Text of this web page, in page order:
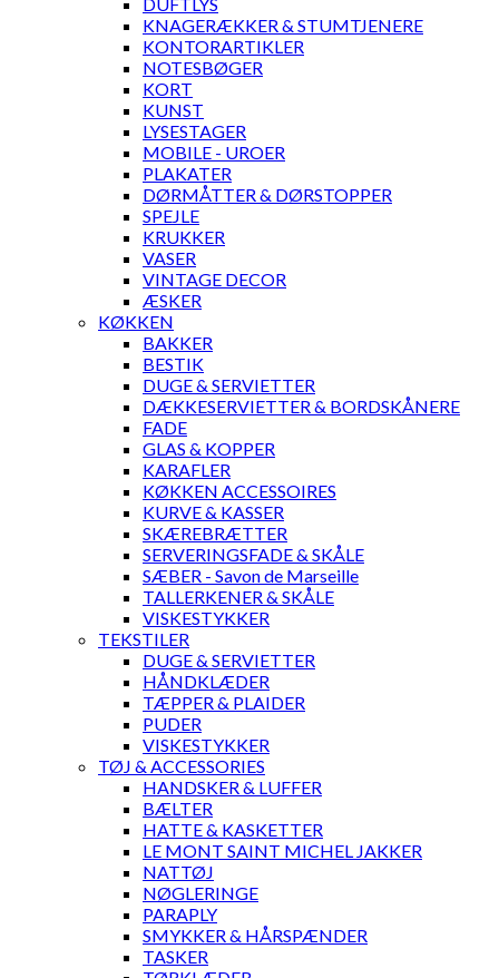
KNAGERÆKKER & STUMTJENERE
KONTORARTIKLER
NOTESBØGER
KORT
KUNST
LYSESTAGER
MOBILE - UROER
PLAKATER
DØRMÅTTER & DØRSTOPPER
SPEJLE
KRUKKER
VASER
VINTAGE DECOR
ÆSKER
KØKKEN
BAKKER
BESTIK
DUGE & SERVIETTER
DÆKKESERVIETTER & BORDSKÅNERE
FADE
GLAS & KOPPER
KARAFLER
KØKKEN ACCESSOIRES
KURVE & KASSER
SKÆREBRÆTTER
SERVERINGSFADE & SKÅLE
SÆBER - Savon de Marseille
TALLERKENER & SKÅLE
VISKESTYKKER
TEKSTILER
DUGE & SERVIETTER
HÅNDKLÆDER
TÆPPER & PLAIDER
PUDER
VISKESTYKKER
TØJ & ACCESSORIES
HANDSKER & LUFFER
BÆLTER
HATTE & KASKETTER
LE MONT SAINT MICHEL JAKKER
NATTØJ
NØGLERINGE
PARAPLY
SMYKKER & HÅRSPÆNDER
TASKER